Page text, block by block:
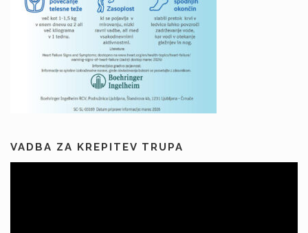
VADBA ZA KREPITEV TRUPA